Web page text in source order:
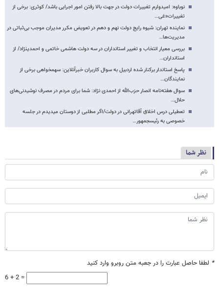
نوباوه: امیدوارم تغییرات دولت در جهت بالا رفتن امور اجرایی باشد/ کوثری: برخی از
تغییرات«غی…
نماینده تهران: شیوه رایج دولت نهم و دهم در تعویض مکرر مدیران موجب بی‌ثباتی در
مدیریت‌ها…
بررسی معیار انتخاب و تغییر استانداران در سه دولت هاشمی خاتمی و احمدی​نژاد/ از
استانداران…
پاسخ استاندار برکنار شده اردبیل به سوال کاربران خبرآنلاین: سهم​خواهی برخی از
نمایندگان…
سوال هفته‌نامه انصار حزب‌الله از احمدی نژاد: شما برای مردم در مصرف نوشیدنی‌های
حلال…
تعطیلی درس اخلاق آقاتهرانی در دولت/اگر مطلبی از دوستان می​دیدم در جلسه
خصوصی به رئیس​جمهور…
نظر شما
* لطفا حاصل عبارت را در جعبه متن روبرو وارد کنید
6 + 2 =